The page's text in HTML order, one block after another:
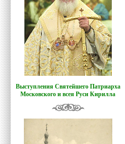
Выступления Святейшего Патриарха
Московского и всея Руси Кирилла